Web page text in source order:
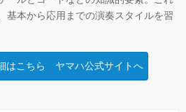
基本から応用までの演奏スタイルを習
はこちら ヤマハ公式サイトへ